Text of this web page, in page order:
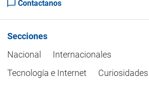
Contactanos
Secciones
Nacional
Internacionales
Tecnología e Internet
Curiosidades